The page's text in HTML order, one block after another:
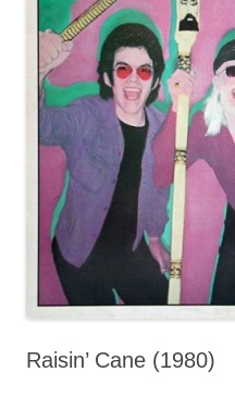
Raisin’ Cane (1980)